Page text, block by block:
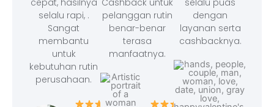
cepat, hasilnya
selalu rapi, .
Sangat
membantu
untuk
kebutuhan rutin
perusahaan.
Cashback untuk
pelanggan rutin
benar-benar
terasa
manfaatnya.
selalu puas
dengan
layanan serta
cashbacknya.